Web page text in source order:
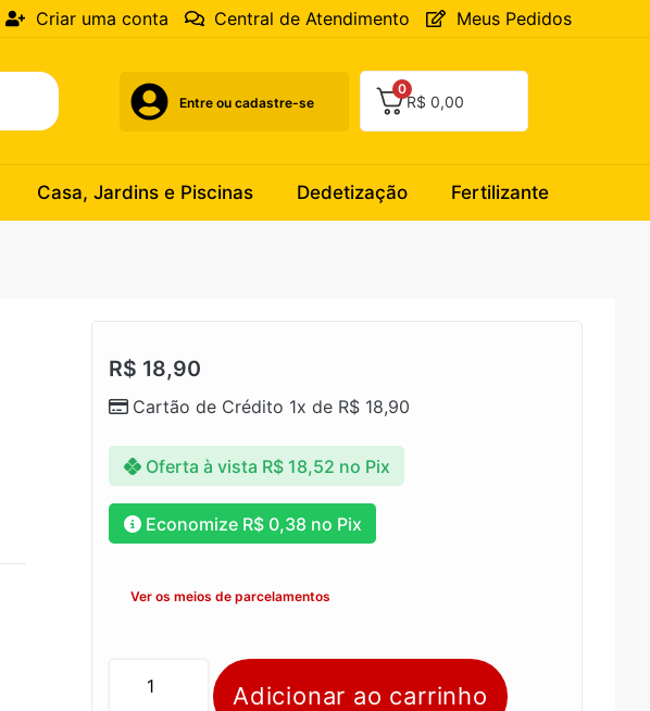
Criar uma conta Central de Atendimento Meus Pedidos
Entre ou cadastre-se
0
R$ 0,00
Casa, Jardins e Piscinas Dedetização Fertilizante
R$ 18,90
Cartão de Crédito 1x de R$18,90
Oferta à vista R$18,52 no Pix
Economize R$0,38 no Pix
Ver os meios de parcelamentos
Adicionar ao carrinho